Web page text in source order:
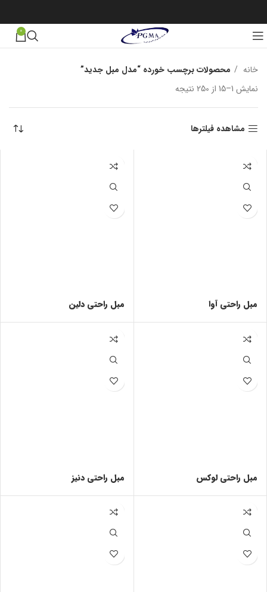
0
خانه
محصولات برچسب خورده “مدل مبل جديد”
نمایش 1–15 از 250 نتیجه
مشاهده فیلترها
مبل راحتی آوا مبل راحتی دلین
مبل راحتی لوکس مبل راحتی دنیز